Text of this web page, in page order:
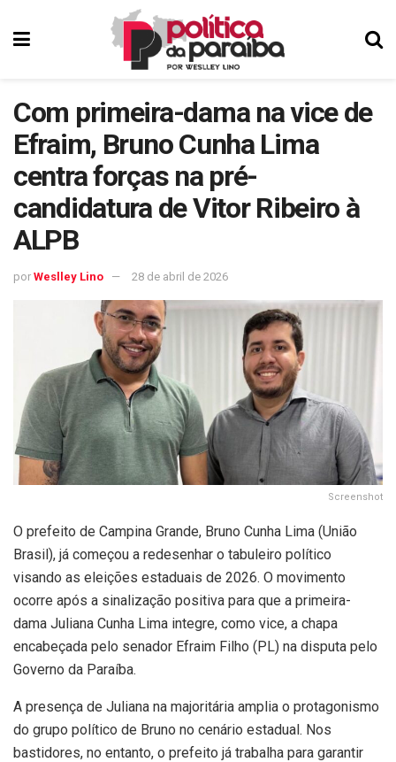
Com primeira-dama na vice de
Efraim, Bruno Cunha Lima
centra forças na pré-
candidatura de Vitor Ribeiro à
ALPB
por Weslley Lino 28 de abril de 2026
Screenshot
O prefeito de Campina Grande, Bruno Cunha Lima (União
Brasil), já começou a redesenhar o tabuleiro político
visando as eleições estaduais de 2026. O movimento
ocorre após a sinalização positiva para que a primeira-
dama Juliana Cunha Lima integre, como vice, a chapa
encabeçada pelo senador Efraim Filho (PL) na disputa pelo
Governo da Paraíba.
A presença de Juliana na majoritária amplia o protagonismo
do grupo político de Bruno no cenário estadual. Nos
bastidores, no entanto, o prefeito já trabalha para garantir